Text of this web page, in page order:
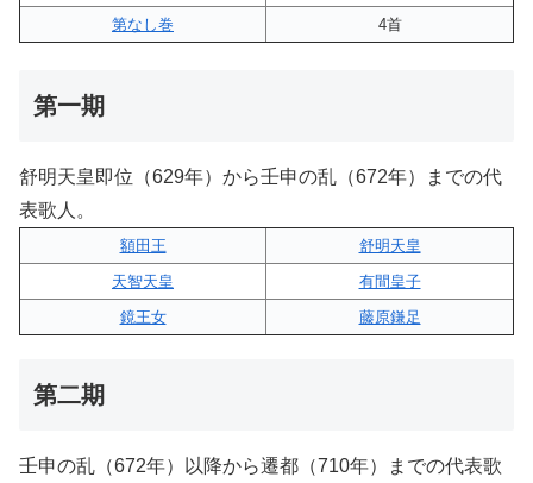
第なし巻
4首
第一期
舒明天皇即位（629年）から壬申の乱（672年）までの代
表歌人。
額田王
舒明天皇
天智天皇
有間皇子
鏡王女
藤原鎌足
第二期
壬申の乱（672年）以降から遷都（710年）までの代表歌